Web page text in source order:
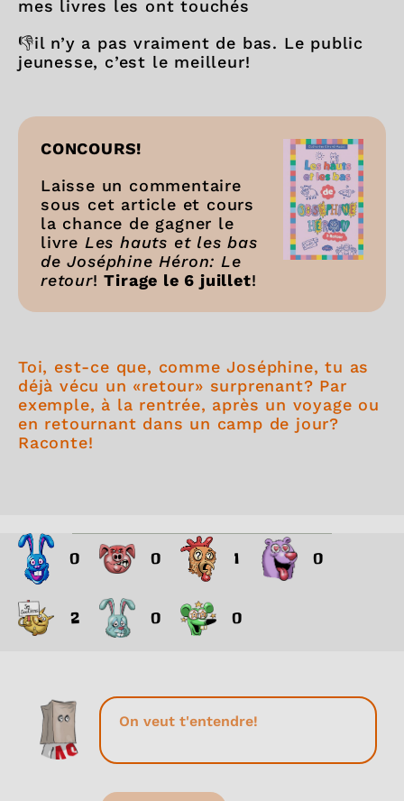
mes livres les ont touchés
👎il n’y a pas vraiment de bas. Le public
jeunesse, c’est le meilleur!
CONCOURS!
Laisse un commentaire
sous cet article et cours
la chance de gagner le
livre Les hauts et les bas
de Joséphine Héron: Le
retour!Tirage le 6 juillet!
Toi, est-ce que, comme Joséphine, tu as
déjà vécu un «retour» surprenant? Par
exemple, à la rentrée, après un voyage ou
en retournant dans un camp de jour?
Raconte!
0 0 1 0
2 0 0